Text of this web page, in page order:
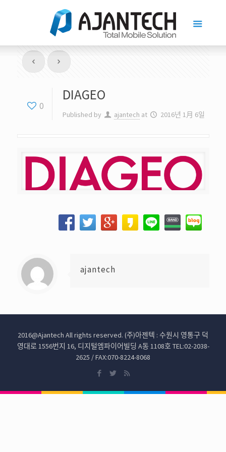
0
DIAGEO
Published by ajantech at 2016년 1月 6일
ajantech
2016@Ajantech All rights reserved. (주)아젠텍 : 수원시 영통구 덕
영대로 1556번지 16, 디지털엠파이어빌딩 A동 1108호 TEL:02-2038-
2625 / FAX:070-8224-8068